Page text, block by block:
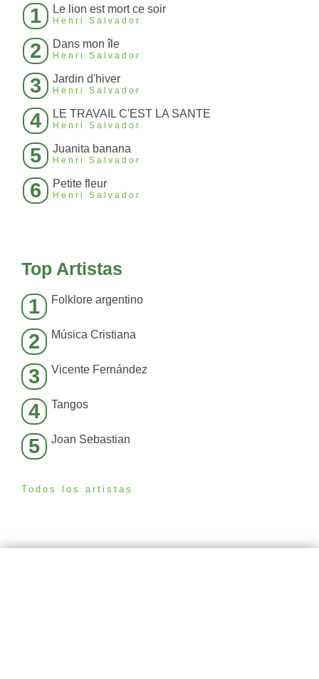
1 Le lion est mort ce soir
Henri Salvador
2 Dans mon île
Henri Salvador
3 Jardin d'hiver
Henri Salvador
4 LE TRAVAIL C'EST LA SANTE
Henri Salvador
5 Juanita banana
Henri Salvador
6 Petite fleur
Henri Salvador
Top Artistas
1 Folklore argentino
2 Música Cristiana
3 Vicente Fernández
4 Tangos
5 Joan Sebastian
Todos los artistas